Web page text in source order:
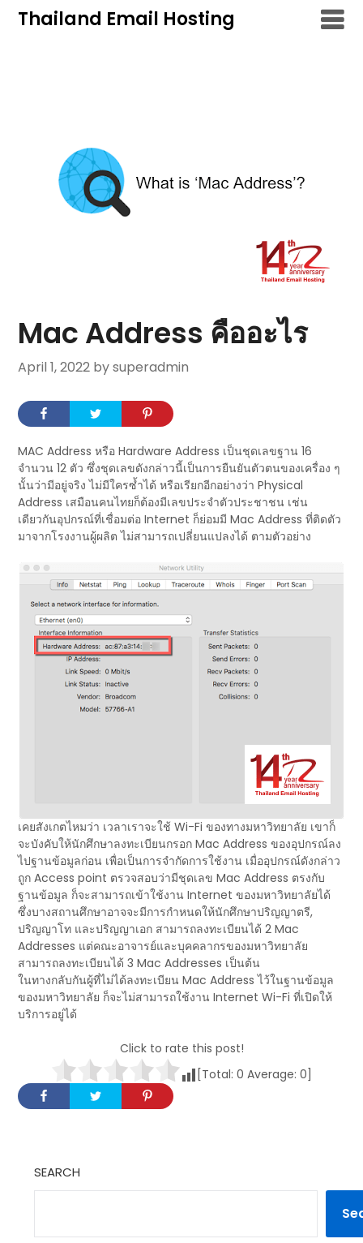
SkipThailand Email Hosting
Mac Address คืออะไร
April 1, 2022 by superadmin
MAC Address หรือ Hardware Address เป็นชุดเลขฐาน 16
จำนวน 12 ตัว ซึ่งชุดเลขดังกล่าวนี้เป็นการยืนยันตัวตนของเครื่อง ๆ
นั้นว่ามีอยู่จริง ไม่มีใครซ้ำได้ หรือเรียกอีกอย่างว่า Physical
Address เสมือนคนไทยก็ต้องมีเลขประจำตัวประชาชน เช่น
เดียวกันอุปกรณ์ที่เชื่อมต่อ Internet ก็ย่อมมี Mac Address ที่ติดตัว
มาจากโรงงานผู้ผลิต ไม่สามารถเปลี่ยนแปลงได้ ตามตัวอย่าง
เคยสังเกตไหมว่า เวลาเราจะใช้ Wi-Fi ของทางมหาวิทยาลัย เขาก็
จะบังคับให้นักศึกษาลงทะเบียนกรอก Mac Address ของอุปกรณ์ลง
ไปฐานข้อมูลก่อน เพื่อเป็นการจำกัดการใช้งาน เมื่ออุปกรณ์ดังกล่าว
ถูก Access point ตรวจสอบว่ามีชุดเลข Mac Address ตรงกับ
ฐานข้อมูล ก็จะสามารถเข้าใช้งาน Internet ของมหาวิทยาลัยได้
ซึ่งบางสถานศึกษาอาจจะมีการกำหนดให้นักศึกษาปริญญาตรี,
ปริญญาโท และปริญญาเอก สามารถลงทะเบียนได้ 2 Mac
Addresses แต่คณะอาจารย์และบุคคลากรของมหาวิทยาลัย
สามารถลงทะเบียนได้ 3 Mac Addresses เป็นต้น
ในทางกลับกันผู้ที่ไม่ได้ลงทะเบียน Mac Address ไว้ในฐานข้อมูล
ของมหาวิทยาลัย ก็จะไม่สามารถใช้งาน Internet Wi-Fi ที่เปิดให้
บริการอยู่ได้
Click to rate this post!
[Total: 0 Average: 0
SEARCH